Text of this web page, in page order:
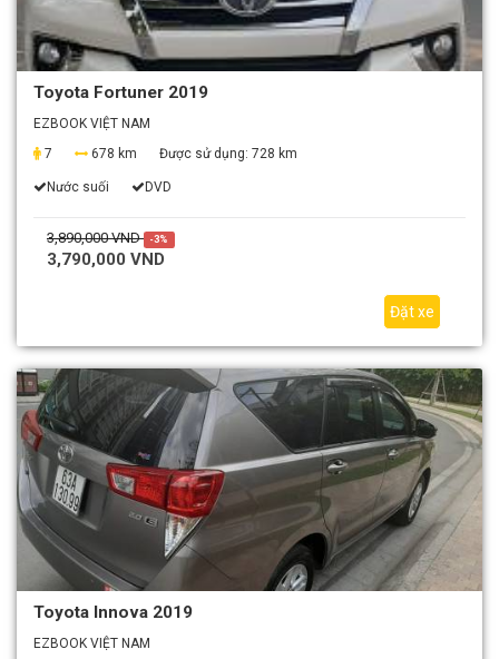
Toyota Fortuner 2019
EZBOOK VIỆT NAM
7
678 km Được sử dụng: 728 km
Nước suối DVD
3,890,000 VND -3%
3,790,000 VND
Đặt xe
Toyota Innova 2019
EZBOOK VIỆT NAM